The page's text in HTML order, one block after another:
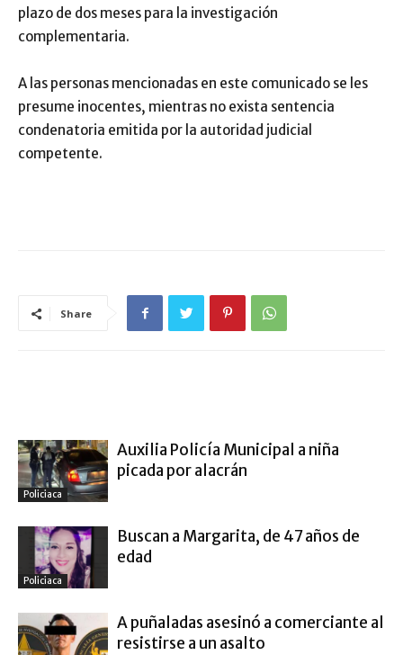
plazo de dos meses para la investigación
complementaria.
A las personas mencionadas en este comunicado se les
presume inocentes, mientras no exista sentencia
condenatoria emitida por la autoridad judicial
competente.
Share
Policiaca
Auxilia Policía Municipal a niña
picada por alacrán
Policiaca
Buscan a Margarita, de 47 años de
edad
A puñaladas asesinó a comerciante al
resistirse a un asalto